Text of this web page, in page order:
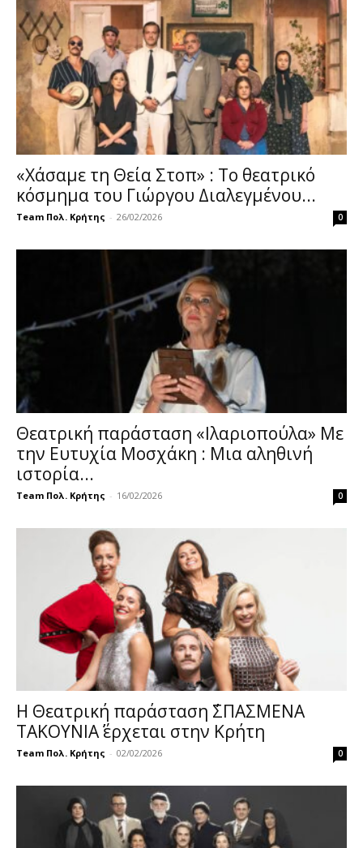
«Χάσαμε τη Θεία Στοπ» : Το θεατρικό
κόσμημα του Γιώργου Διαλεγμένου...
Team Πολ. Κρήτης - 26/02/2026 0
Θεατρική παράσταση «Ιλαριοπούλα» Με
την Ευτυχία Μοσχάκη : Μια αληθινή
ιστορία...
Team Πολ. Κρήτης - 16/02/2026 0
Η Θεατρική παράσταση ΄΄ΣΠΑΣΜΕΝΑ
ΤΑΚΟΥΝΙΑ΄΄ έρχεται στην Κρήτη
Team Πολ. Κρήτης - 02/02/2026 0